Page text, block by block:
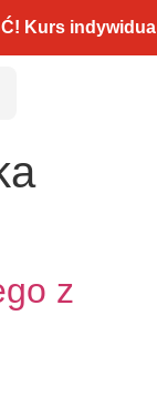
Kurs
z